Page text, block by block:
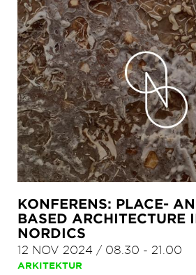
KONFERENS: PLACE-
BASED ARCHITECTURE
NORDICS
12 NOV 2024 / 08.30 - 21.00
ARKITEKTUR